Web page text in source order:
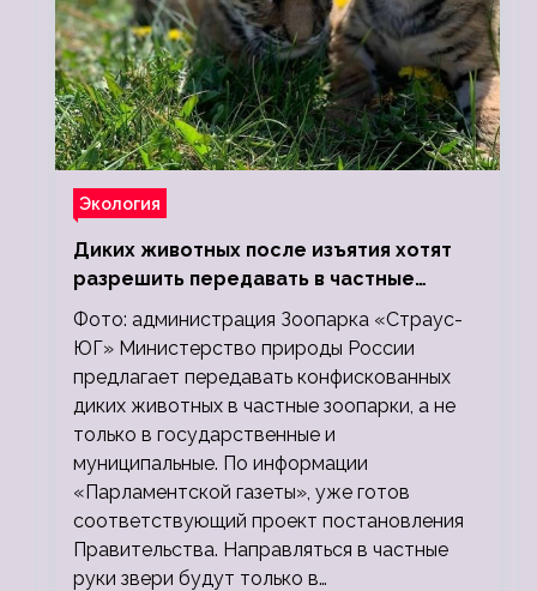
Экология
Диких животных после изъятия хотят
разрешить передавать в частные
зоопарки
Фото: администрация Зоопарка «Страус-
ЮГ» Министерство природы России
предлагает передавать конфискованных
диких животных в частные зоопарки, а не
только в государственные и
муниципальные. По информации
«Парламентской газеты», уже готов
соответствующий проект постановления
Правительства. Направляться в частные
руки звери будут только в…